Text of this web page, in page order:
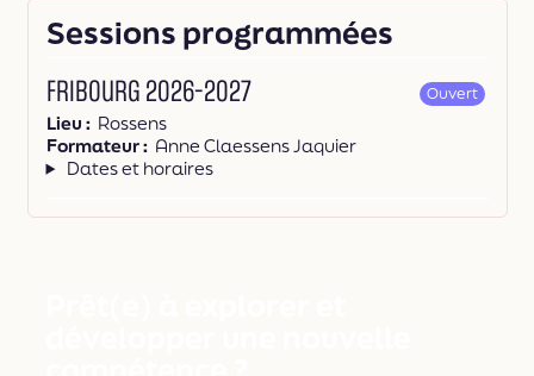
Sessions programmées
Fribourg 2026-2027 Ouvert
Lieu
Rossens
Formateur
Anne Claessens Jaquier
Dates et horaires